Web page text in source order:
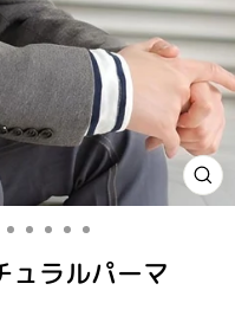
閉
じ
ュラルパーマ